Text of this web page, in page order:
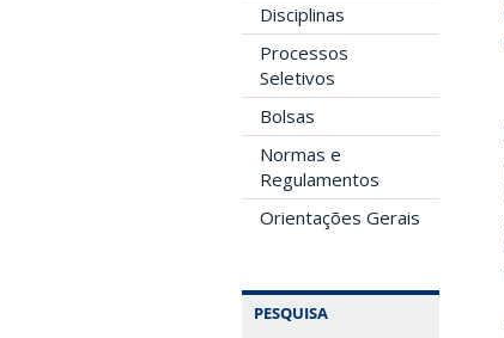
Disciplinas
Processos
Seletivos
Bolsas
Normas e
Regulamentos
Orientações Gerais
PESQUISA